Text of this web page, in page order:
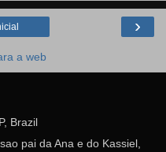
›
a web
Brazil
pai da Ana e do Kassiel,